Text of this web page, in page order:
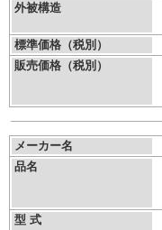
外被構造
標準価格（税別）
販売価格（税別）
メーカー名
品名
型 式